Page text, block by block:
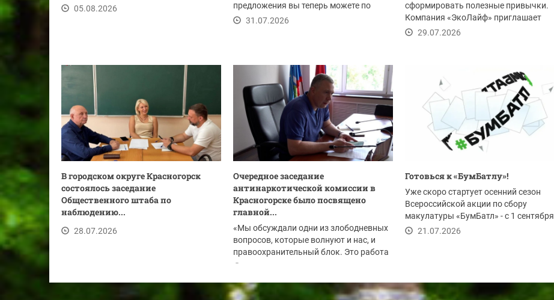
05.08.2026
предложения вы теперь можете по
ссылке.
31.07.2026
сформировать полезные привычки.
Компания «ЭкоЛайф» приглашает
жителей Красногорска и всего...
29.07.2026
В городском округе Красногорск
состоялось заседание
Общественного штаба по
наблюдению...
28.07.2026
Очередное заседание
антинаркотической комиссии в
Красногорске было посвящено
главной...
«Мы обсуждали одни из злободневных
вопросов, которые волнуют и нас, и
правоохранительный блок. Это работа
по...
Готовься к «БумБатлу»!
Уже скоро стартует осенний сезон
Всероссийской акции по сбору
макулатуры «БумБатл» - с 1 сентября
по 30 ноября. Акция...
21.07.2026